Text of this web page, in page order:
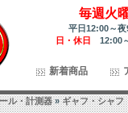
毎週火
平日12:00～
日・休日 12:00
新着商品
ル・計測器»ギャフ・シャフ